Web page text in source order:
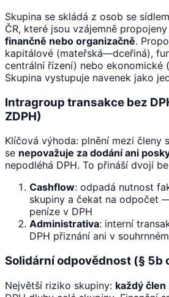
Skupina se skládá z osob se
ČR, které jsou vzájemně propojeny
finančně nebo organizačně.
kapitálové (mateřská—dceřiná),
centrální řízení) nebo ekonomické
Skupina vystupuje navenek jako
Intragroup transakce bez
ZDPH)
Klíčová výhoda: plnění mezi členy
se nepovažuje za dodání ani
nepodléhá DPH. To přináší dvojí
Cashflow: odpadá nutnost
skupiny a čekat na odpočet
peníze v DPH
Administrativa: interní
DPH přiznání ani v
Solidární odpovědnost (§ 5b
Největší riziko skupiny: každý